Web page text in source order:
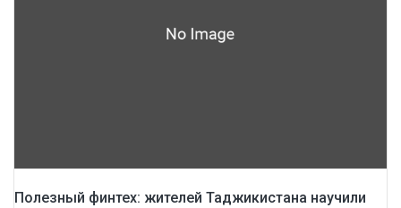
Полезный финтех: жителей Таджикистана научили